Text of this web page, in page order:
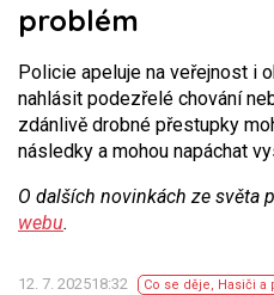
problém
Policie apeluje na veřejnost i
nahlásit podezřelé chování
zdánlivě drobné přestupky
následky a mohou napáchat
O dalších novinkách ze světa
webu.
12. 7. 202518:32 Co se děje, Hasiči a